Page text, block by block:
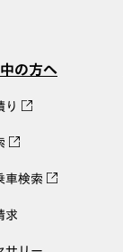
の方へ
り
車検索
求